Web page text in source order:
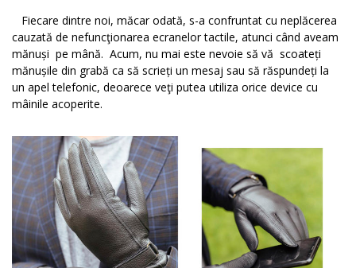
Fiecare dintre noi, măcar odată, s-a confruntat cu neplăcerea
cauzată de nefuncţionarea ecranelor tactile, atunci când aveam
mănuși pe mână. Acum, nu mai este nevoie să vă scoateți
mănușile din grabă ca să scrieți un mesaj sau să răspundeți la
un apel telefonic, deoarece veţi putea utiliza orice device cu
mâinile acoperite.